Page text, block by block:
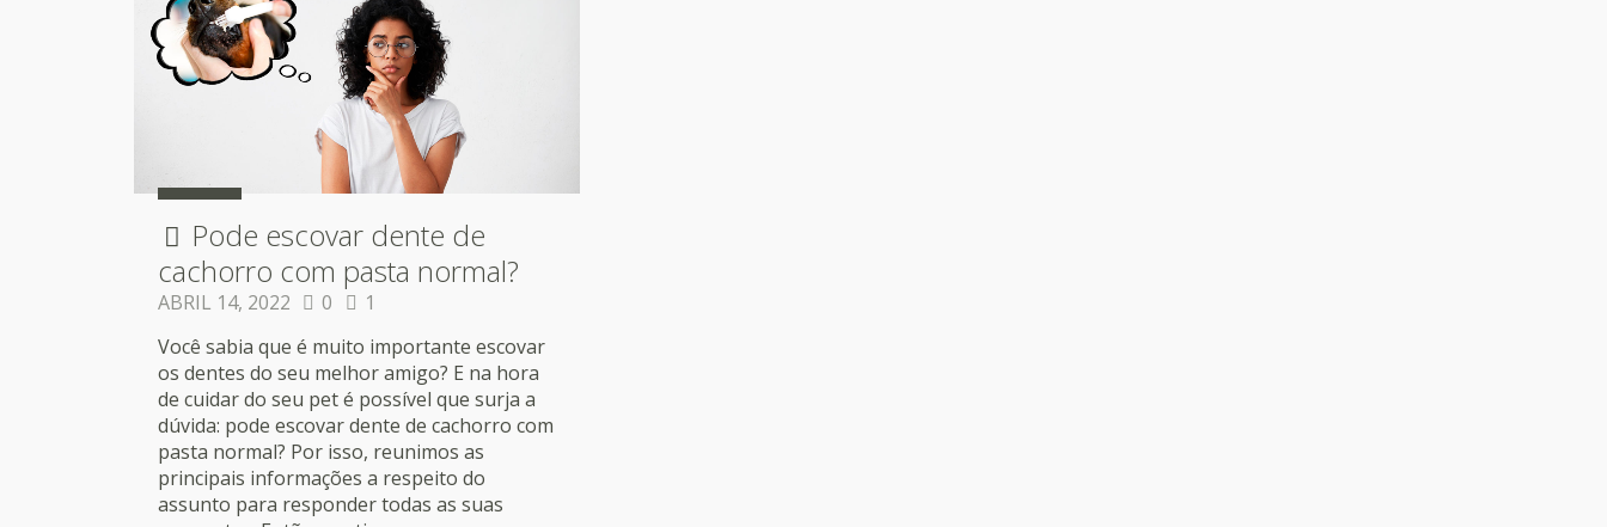
Pode escovar dente de
cachorro com pasta normal?
ABRIL 14, 2022 0
1
Você sabia que é muito importante escovar
os dentes do seu melhor amigo? E na hora
de cuidar do seu pet é possível que surja a
dúvida: pode escovar dente de cachorro com
pasta normal? Por isso, reunimos as
principais informações a respeito do
assunto para responder todas as suas